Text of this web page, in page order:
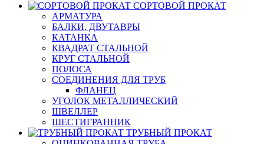
СОРТОВОЙ ПРОКАТ
АРМАТУРА
БАЛКИ, ДВУТАВРЫ
КАТАНКА
КВАДРАТ СТАЛЬНОЙ
КРУГ СТАЛЬНОЙ
ПОЛОСА
СОЕДИНЕНИЯ ДЛЯ ТРУБ
ФЛАНЕЦ
УГОЛОК МЕТАЛЛИЧЕСКИЙ
ШВЕЛЛЕР
ШЕСТИГРАННИК
ТРУБНЫЙ ПРОКАТ